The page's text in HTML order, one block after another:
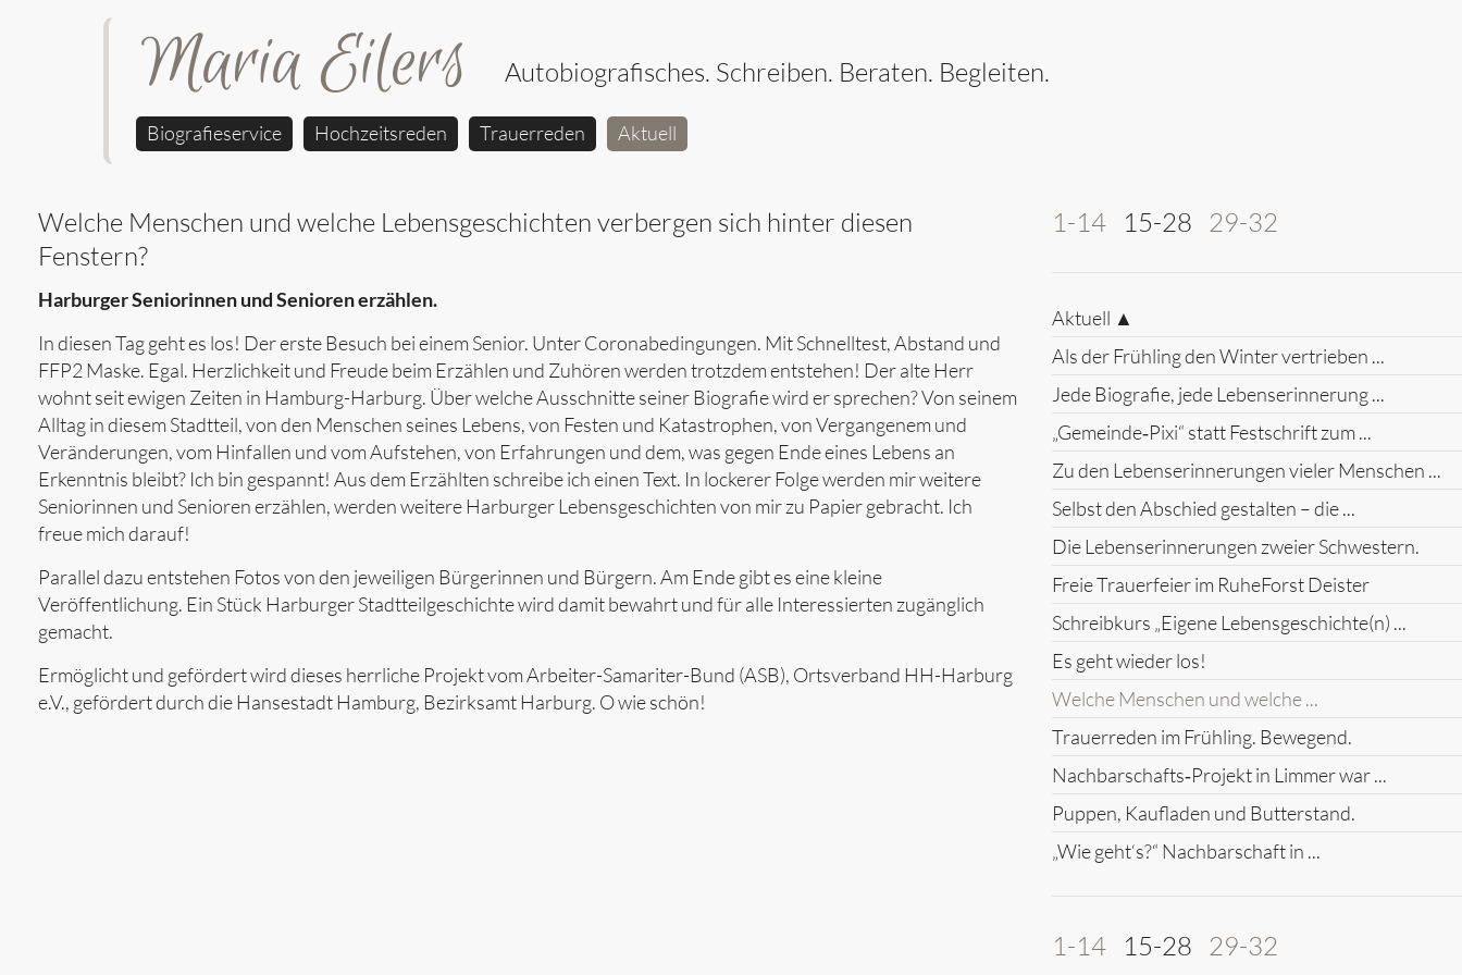
Biografieservice Hochzeitsreden Trauerreden Aktuell
Welche Menschen und welche Lebensgeschichten verbergen sich hinter diesen
Fenstern?
Harburger Seniorinnen und Senioren erzählen.
In diesen Tag geht es los! Der erste Besuch bei einem Senior. Unter Coronabedingungen. Mit Schnelltest, Abstand und
FFP2 Maske. Egal. Herzlichkeit und Freude beim Erzählen und Zuhören werden trotzdem entstehen! Der alte Herr
wohnt seit ewigen Zeiten in Hamburg-Harburg. Über welche Ausschnitte seiner Biografie wird er sprechen? Von seinem
Alltag in diesem Stadtteil, von den Menschen seines Lebens, von Festen und Katastrophen, von Vergangenem und
Veränderungen, vom Hinfallen und vom Aufstehen, von Erfahrungen und dem, was gegen Ende eines Lebens an
Erkenntnis bleibt? Ich bin gespannt! Aus dem Erzählten schreibe ich einen Text. In lockerer Folge werden mir weitere
Seniorinnen und Senioren erzählen, werden weitere Harburger Lebensgeschichten von mir zu Papier gebracht. Ich
freue mich darauf!
Parallel dazu entstehen Fotos von den jeweiligen Bürgerinnen und Bürgern. Am Ende gibt es eine kleine
Veröffentlichung. Ein Stück Harburger Stadtteilgeschichte wird damit bewahrt und für alle Interessierten zugänglich
gemacht.
Ermöglicht und gefördert wird dieses herrliche Projekt vom Arbeiter-Samariter-Bund (ASB), Ortsverband HH-Harburg
e.V., gefördert durch die Hansestadt Hamburg, Bezirksamt Harburg. O wie schön!
1-14 15-28 29-32
Aktuell ▲
Als der Frühling den Winter vertrieben ...
Jede Biografie, jede Lebenserinnerung ...
„Gemeinde‑Pixi“ statt Festschrift zum ...
Zu den Lebenserinnerungen vieler Menschen ...
Selbst den Abschied gestalten – die ...
Die Lebenserinnerungen zweier Schwestern.
Freie Trauerfeier im RuheForst Deister
Schreibkurs „Eigene Lebensgeschichte(n) ...
Es geht wieder los!
Welche Menschen und welche ...
Trauerreden im Frühling. Bewegend.
Nachbarschafts‑Projekt in Limmer war ...
Puppen, Kaufladen und Butterstand.
„Wie geht‘s?“ Nachbarschaft in ...
1-14 15-28 29-32
Maria Eilers Autobiografisches. Schreiben. Beraten. Begleiten.